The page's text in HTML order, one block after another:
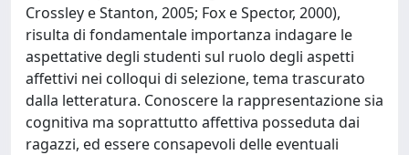
Crossley e Stanton, 2005; Fox e Spector, 2000),
risulta di fondamentale importanza indagare le
aspettative degli studenti sul ruolo degli aspetti
affettivi nei colloqui di selezione, tema trascurato
dalla letteratura. Conoscere la rappresentazione sia
cognitiva ma soprattutto affettiva posseduta dai
ragazzi, ed essere consapevoli delle eventuali